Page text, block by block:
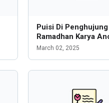
Puisi Di Penghujung
Ramadhan Karya
March 02, 2025